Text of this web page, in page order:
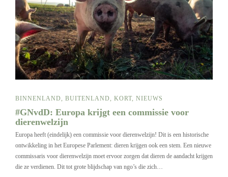
BINNENLAND BUITENLAND KORT NIEUWS
#GNvdD: Europa krijgt een commissie voor
dierenwelzijn
Europa heeft (eindelijk) een commissie voor dierenwelzijn! Dit is een historische
ontwikkeling in het Europese Parlement: dieren krijgen ook een stem. Een nieuwe
commissaris voor dierenwelzijn moet ervoor zorgen dat dieren de aandacht krijgen
die ze verdienen. Dit tot grote blijdschap van ngo’s die zich…